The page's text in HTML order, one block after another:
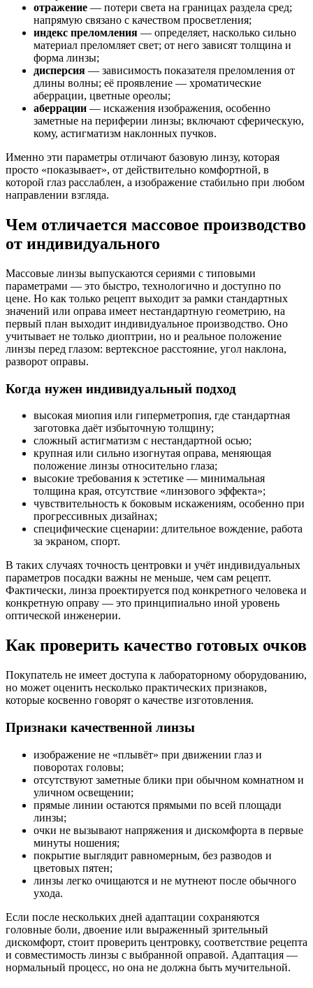
отражение — потери света на границах раздела сред;
напрямую связано с качеством просветления;
индекс преломления — определяет, насколько сильно
материал преломляет свет; от него зависят толщина и
форма линзы;
дисперсия — зависимость показателя преломления от
длины волны; её проявление — хроматические
аберрации, цветные ореолы;
аберрации — искажения изображения, особенно
заметные на периферии линзы; включают сферическую,
кому, астигматизм наклонных пучков.
Именно эти параметры отличают базовую линзу, которая
просто «показывает», от действительно комфортной, в
которой глаз расслаблен, а изображение стабильно при любом
направлении взгляда.
Чем отличается массовое производство
от индивидуального
Массовые линзы выпускаются сериями с типовыми
параметрами — это быстро, технологично и доступно по
цене. Но как только рецепт выходит за рамки стандартных
значений или оправа имеет нестандартную геометрию, на
первый план выходит индивидуальное производство. Оно
учитывает не только диоптрии, но и реальное положение
линзы перед глазом: вертексное расстояние, угол наклона,
разворот оправы.
Когда нужен индивидуальный подход
высокая миопия или гиперметропия, где стандартная
заготовка даёт избыточную толщину;
сложный астигматизм с нестандартной осью;
крупная или сильно изогнутая оправа, меняющая
положение линзы относительно глаза;
высокие требования к эстетике — минимальная
толщина края, отсутствие «линзового эффекта»;
чувствительность к боковым искажениям, особенно при
прогрессивных дизайнах;
специфические сценарии: длительное вождение, работа
за экраном, спорт.
В таких случаях точность центровки и учёт индивидуальных
параметров посадки важны не меньше, чем сам рецепт.
Фактически, линза проектируется под конкретного человека и
конкретную оправу — это принципиально иной уровень
оптической инженерии.
Как проверить качество готовых очков
Покупатель не имеет доступа к лабораторному оборудованию,
но может оценить несколько практических признаков,
которые косвенно говорят о качестве изготовления.
Признаки качественной линзы
изображение не «плывёт» при движении глаз и
поворотах головы;
отсутствуют заметные блики при обычном комнатном и
уличном освещении;
прямые линии остаются прямыми по всей площади
линзы;
очки не вызывают напряжения и дискомфорта в первые
минуты ношения;
покрытие выглядит равномерным, без разводов и
цветовых пятен;
линзы легко очищаются и не мутнеют после обычного
ухода.
Если после нескольких дней адаптации сохраняются
головные боли, двоение или выраженный зрительный
дискомфорт, стоит проверить центровку, соответствие рецепта
и совместимость линзы с выбранной оправой. Адаптация —
нормальный процесс, но она не должна быть мучительной.